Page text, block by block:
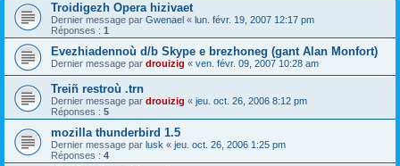
Troidigezh Opera hizivaet
Dernier message par Gwenael « lun. févr. 19, 2007 12:17 pm
Réponses : 1
Evezhiadennoù d/b Skype e brezhoneg (gant Alan Monfort)
Dernier message par drouizig « ven. févr. 09, 2007 10:28 am
Treiñ restroù .trn
Dernier message par drouizig « jeu. oct. 26, 2006 8:12 pm
Réponses : 5
mozilla thunderbird 1.5
Dernier message par lusk « jeu. oct. 26, 2006 1:25 pm
Réponses : 4